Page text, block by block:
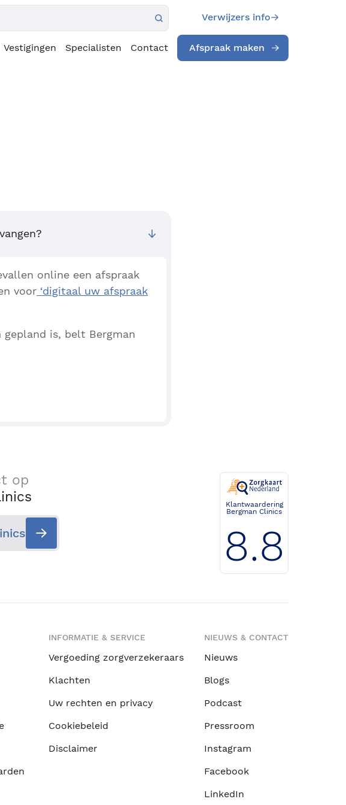
Verwijzers info
Vestigingen Specialisten Contact Afspraak maken
online een afspraak
voor ‘digitaal uw afspraak
is, belt Bergman
op
Klantwaardering
Bergman Clinics
8.8
INFORMATIE & SERVICE
Vergoeding zorgverzekeraars
Klachten
Uw rechten en privacy
Cookiebeleid
Disclaimer
NIEUWS & CONTACT
Nieuws
Blogs
Podcast
Pressroom
Instagram
Facebook
LinkedIn